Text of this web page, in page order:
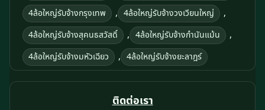
4ล้อใหญ่รับจ้างกรุงเทพ , 4ล้อใหญ่รับจ้างวงเวียนใหญ่ ,
4ล้อใหญ่รับจ้างสุคนธสวัสดิ์ , 4ล้อใหญ่รับจ้างกำนันแม้น ,
4ล้อใหญ่รับจ้างมหัวเฉียว , 4ล้อใหญ่รับจ้างยะลาฎร์
ติดต่อเรา